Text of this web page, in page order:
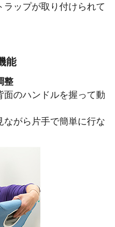
ラップが取り付けられて
能
整
のハンドルを握って動
がら片手で簡単に行な